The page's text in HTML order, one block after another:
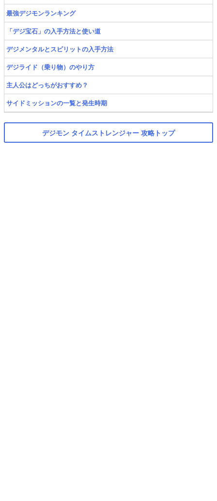
最強デジモンランキング
「デジ宝石」の入手方法と使い道
デジメンタルとスピリットの入手方法
デジライド（乗り物）のやり方
主人公はどっちがおすすめ？
サイドミッションの一覧と発生時期
デジモン タイムストレンジャー 攻略トップ